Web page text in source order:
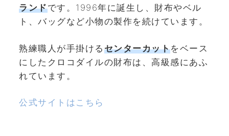
ランドです。1996年に誕生し、財布やベル
ト、バッグなど小物の製作を続けています。
熟練職人が手掛ける センターカットをベース
にしたクロコダイルの財布は、高級感にあふ
れています。
公式サイトはこちら